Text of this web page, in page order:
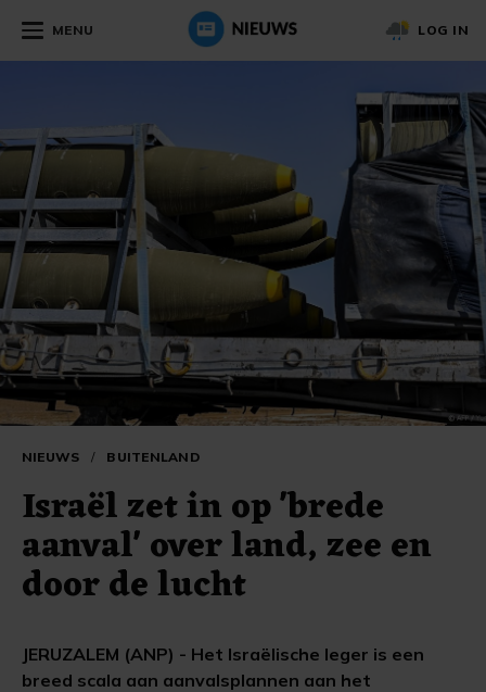
MENU LOG IN
NIEUWS / BUITENLAND
Israël zet in op 'brede
aanval' over land, zee en
door de lucht
JERUZALEM (ANP) - Het Israëlische leger is een
breed scala aan aanvalsplannen aan het